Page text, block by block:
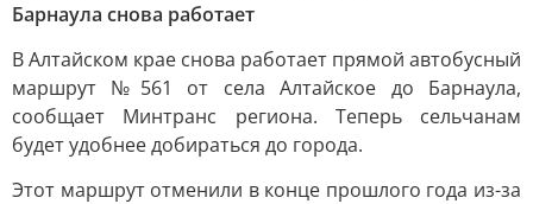
Барнаула снова работает
В Алтайском крае снова работает прямой автобусный
маршрут №561 от села Алтайское до Барнаула,
сообщает Минтранс региона. Теперь сельчанам
будет удобнее добираться до города.
Этот маршрут отменили в конце прошлого года из-за